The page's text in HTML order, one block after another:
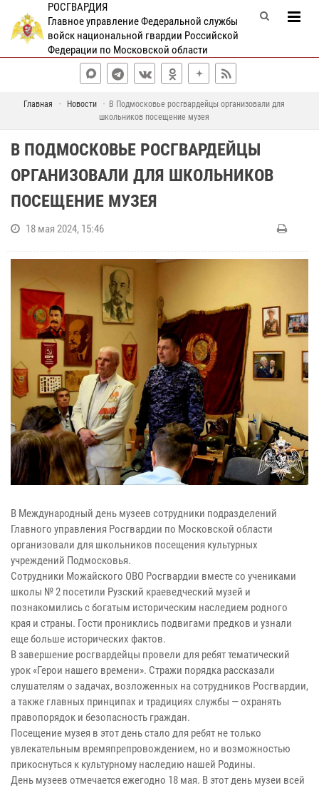
РОСГВАРДИЯ
Главное управление Федеральной службы
войск национальной гвардии Российской
Федерации по Московской области
Главная Новости
В Подмосковье росгвардейцы организовали для
школьников посещение музея
В ПОДМОСКОВЬЕ РОСГВАРДЕЙЦЫ
ОРГАНИЗОВАЛИ ДЛЯ ШКОЛЬНИКОВ
ПОСЕЩЕНИЕ МУЗЕЯ
18 мая 2024, 15:46
В Международный день музеев сотрудники подразделений
Главного управления Росгвардии по Московской области
организовали для школьников посещения культурных
учреждений Подмосковья.
Сотрудники Можайского ОВО Росгвардии вместе со учениками
школы № 2 посетили Рузский краеведческий музей и
познакомились с богатым историческим наследием родного
края и страны. Гости прониклись подвигами предков и узнали
еще больше исторических фактов.
В завершение росгвардейцы провели для ребят тематический
урок «Герои нашего времени». Стражи порядка рассказали
слушателям о задачах, возложенных на сотрудников Росгвардии,
а также главных принципах и традициях службы — охранять
правопорядок и безопасность граждан.
Посещение музея в этот день стало для ребят не только
увлекательным времяпрепровождением, но и возможностью
прикоснуться к культурному наследию нашей Родины.
День музеев отмечается ежегодно 18 мая. В этот день музеи всей